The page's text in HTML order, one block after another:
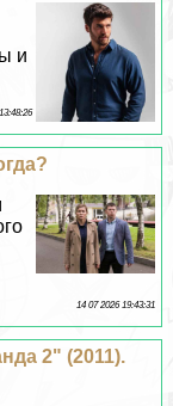
и
14 07 2026 19:43:31
2" (2011).